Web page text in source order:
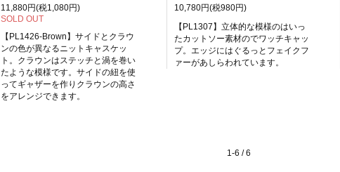
11,880円(税1,080円)
SOLD OUT
【PL1426-Brown】サイドとクラウ
ンの色が異なるニットキャスケッ
ト。クラウンはステッチと渦を巻い
たような模様です。サイドの紐を使
ってギャザーを作りクラウンの高さ
をアレンジできます。
10,780円(税980円)
【PL1307】立体的な模様のはいっ
たカットソー素材のでワッチキャッ
プ。エッジにはぐるっとフェイクフ
ァーがあしらわれています。
1-6 / 6